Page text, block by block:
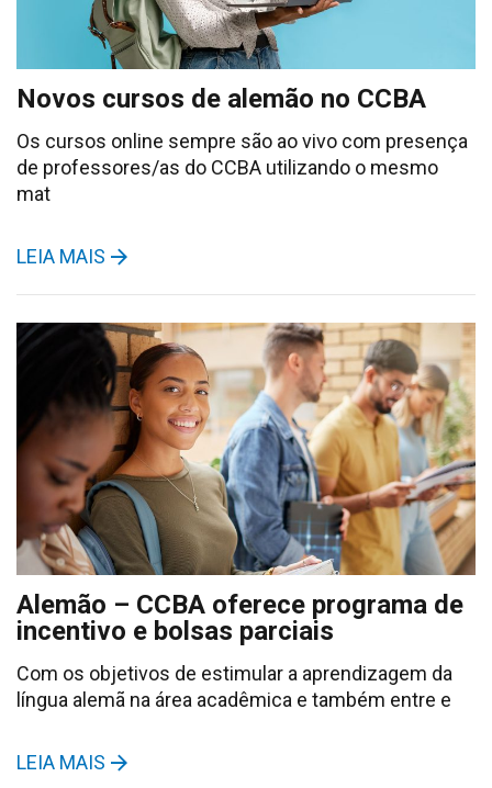
Novos cursos de alemão no CCBA
Os cursos online sempre são ao vivo com presença
de professores/as do CCBA utilizando o mesmo
mat
LEIA MAIS
Alemão – CCBA oferece programa de
incentivo e bolsas parciais
Com os objetivos de estimular a aprendizagem da
língua alemã na área acadêmica e também entre e
LEIA MAIS